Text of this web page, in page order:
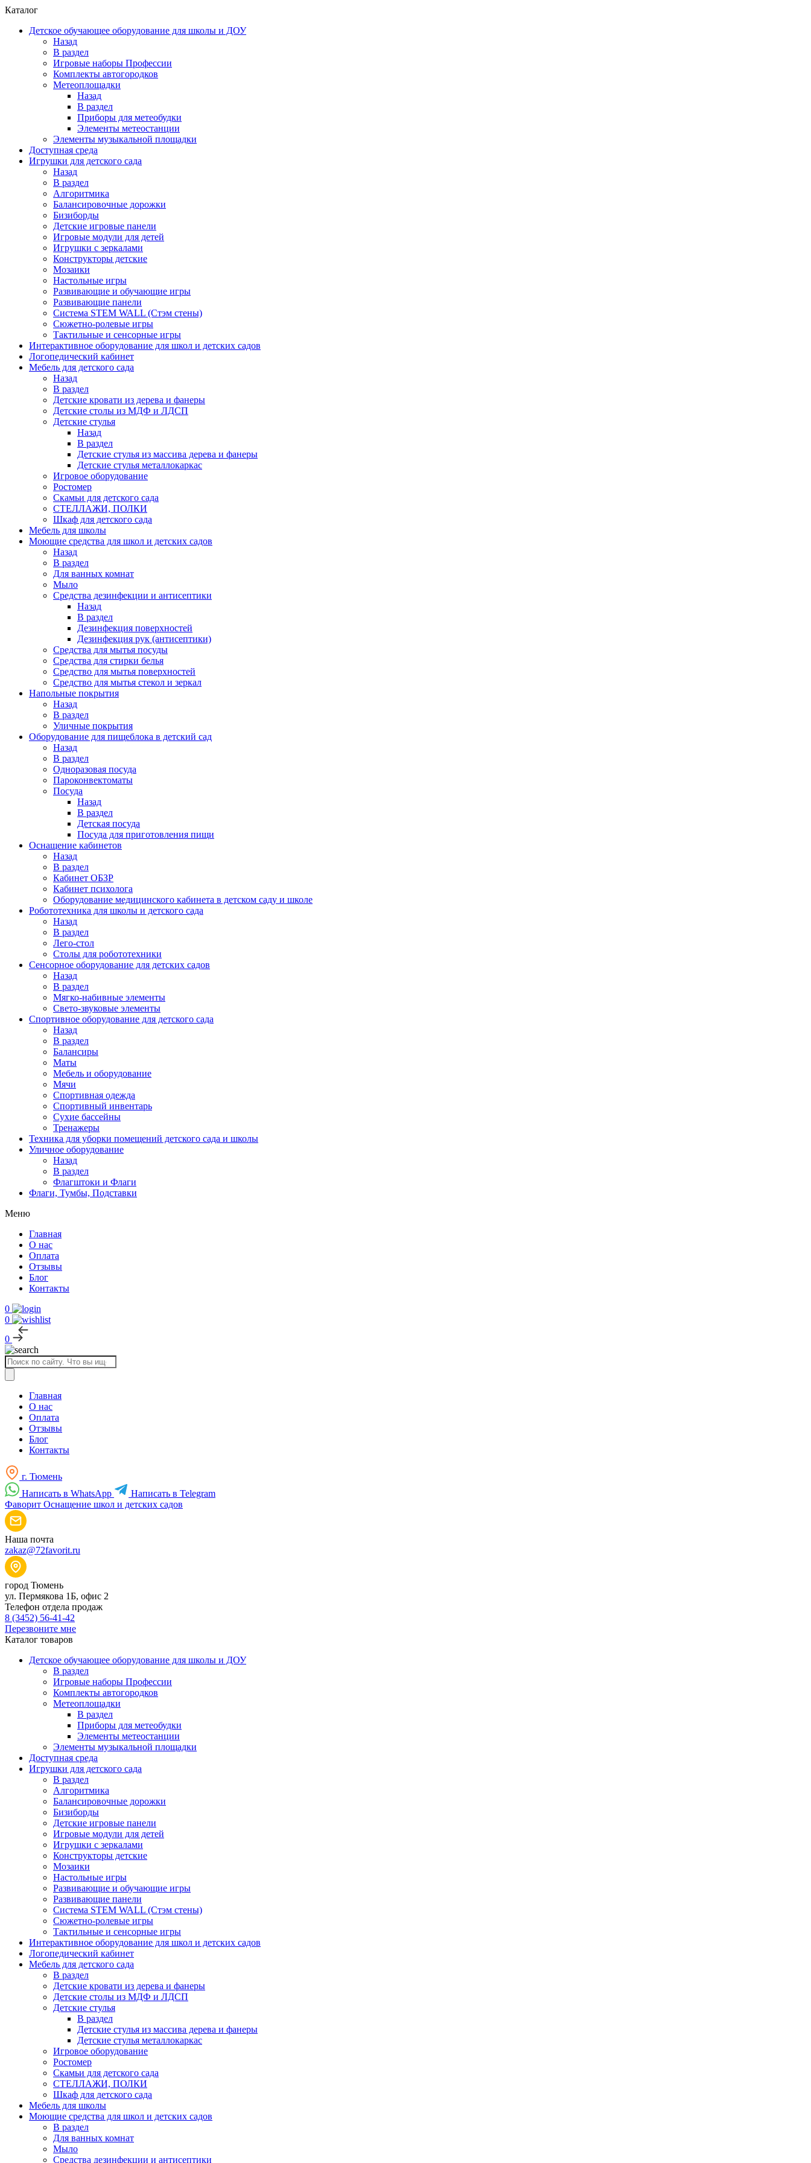
Каталог
Детское обучающее оборудование для школы и ДОУ
Назад
В раздел
Игровые наборы Профессии
Комплекты автогородков
Метеоплощадки
Назад
В раздел
Приборы для метеобудки
Элементы метеостанции
Элементы музыкальной площадки
Доступная среда
Игрушки для детского сада
Назад
В раздел
Алгоритмика
Балансировочные дорожки
Бизиборды
Детские игровые панели
Игровые модули для детей
Игрушки с зеркалами
Конструкторы детские
Мозаики
Настольные игры
Развивающие и обучающие игры
Развивающие панели
Система STEM WALL (Cтэм стены)
Сюжетно-ролевые игры
Тактильные и сенсорные игры
Интерактивное оборудование для школ и детских садов
Логопедический кабинет
Мебель для детского сада
Назад
В раздел
Детские кровати из дерева и фанеры
Детские столы из МДФ и ЛДСП
Детские стулья
Назад
В раздел
Детские стулья из массива дерева и фанеры
Детские стулья металлокаркас
Игровое оборудование
Ростомер
Скамьи для детского сада
СТЕЛЛАЖИ, ПОЛКИ
Шкаф для детского сада
Мебель для школы
Моющие средства для школ и детских садов
Назад
В раздел
Для ванных комнат
Мыло
Средства дезинфекции и антисептики
Назад
В раздел
Дезинфекция поверхностей
Дезинфекция рук (антисептики)
Средства для мытья посуды
Средства для стирки белья
Средство для мытья поверхностей
Средство для мытья стекол и зеркал
Напольные покрытия
Назад
В раздел
Уличные покрытия
Оборудование для пищеблока в детский сад
Назад
В раздел
Одноразовая посуда
Пароконвектоматы
Посуда
Назад
В раздел
Детская посуда
Посуда для приготовления пищи
Оснащение кабинетов
Назад
В раздел
Кабинет ОБЗР
Кабинет психолога
Оборудование медицинского кабинета в детском саду и школе
Робототехника для школы и детского сада
Назад
В раздел
Лего-стол
Столы для робототехники
Сенсорное оборудование для детских садов
Назад
В раздел
Мягко-набивные элементы
Свето-звуковые элементы
Спортивное оборудование для детского сада
Назад
В раздел
Балансиры
Маты
Мебель и оборудование
Мячи
Спортивная одежда
Спортивный инвентарь
Сухие бассейны
Тренажеры
Техника для уборки помещений детского сада и школы
Уличное оборудование
Назад
В раздел
Флагштоки и Флаги
Флаги, Тумбы, Подставки
Меню
Главная
О нас
Оплата
Отзывы
Блог
Контакты
0
0
0
Поиск
товаров
Главная
О нас
Оплата
Отзывы
Блог
Контакты
г. Тюмень
Написать в WhatsApp
Написать в Telegram
Фаворит Оснащение школ и детских садов
Наша почта
zakaz@72favorit.ru
город Тюмень
ул. Пермякова 1Б, офис 2
Телефон отдела продаж
8 (3452) 56-41-42
Перезвоните мне
Каталог товаров
Детское обучающее оборудование для школы и ДОУ
В раздел
Игровые наборы Профессии
Комплекты автогородков
Метеоплощадки
В раздел
Приборы для метеобудки
Элементы метеостанции
Элементы музыкальной площадки
Доступная среда
Игрушки для детского сада
В раздел
Алгоритмика
Балансировочные дорожки
Бизиборды
Детские игровые панели
Игровые модули для детей
Игрушки с зеркалами
Конструкторы детские
Мозаики
Настольные игры
Развивающие и обучающие игры
Развивающие панели
Система STEM WALL (Cтэм стены)
Сюжетно-ролевые игры
Тактильные и сенсорные игры
Интерактивное оборудование для школ и детских садов
Логопедический кабинет
Мебель для детского сада
В раздел
Детские кровати из дерева и фанеры
Детские столы из МДФ и ЛДСП
Детские стулья
В раздел
Детские стулья из массива дерева и фанеры
Детские стулья металлокаркас
Игровое оборудование
Ростомер
Скамьи для детского сада
СТЕЛЛАЖИ, ПОЛКИ
Шкаф для детского сада
Мебель для школы
Моющие средства для школ и детских садов
В раздел
Для ванных комнат
Мыло
Средства дезинфекции и антисептики